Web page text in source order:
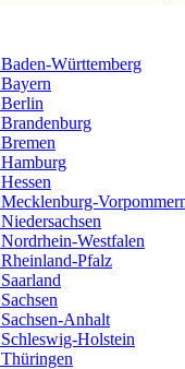
Baden-Württemberg
Bayern
Berlin
Brandenburg
Bremen
Hamburg
Hessen
Mecklenburg-
Niedersachsen
Nordrhein-Westfalen
Rheinland-Pfalz
Saarland
Sachsen
Sachsen-Anhalt
Schleswig-Holstein
Thüringen